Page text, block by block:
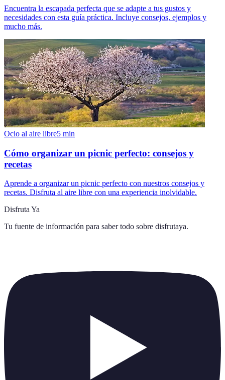
Encuentra la escapada perfecta que se adapte a tus gustos y
necesidades con esta guía práctica. Incluye consejos, ejemplos y
mucho más.
Ocio al aire libre5 min
Cómo organizar un picnic perfecto: consejos y
recetas
Aprende a organizar un picnic perfecto con nuestros consejos y
recetas. Disfruta al aire libre con una experiencia inolvidable.
Disfruta Ya
Tu fuente de información para saber todo sobre disfrutaya.